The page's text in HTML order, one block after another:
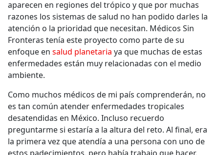
aparecen en regiones del trópico y que por muchas
razones los sistemas de salud no han podido darles la
atención o la prioridad que necesitan. Médicos Sin
Fronteras tenía este proyecto como parte de su
enfoque en salud planetaria ya que muchas de estas
enfermedades están muy relacionadas con el medio
ambiente.
Como muchos médicos de mi país comprenderán, no
es tan común atender enfermedades tropicales
desatendidas en México. Incluso recuerdo
preguntarme si estaría a la altura del reto. Al final, era
la primera vez que atendía a una persona con uno de